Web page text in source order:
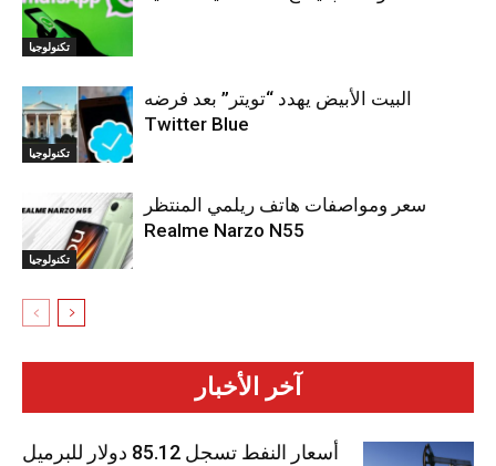
تكنولوجيا
تكنولوجيا
البيت الأبيض يهدد “تويتر” بعد فرضه
Twitter Blue
تكنولوجيا
سعر ومواصفات هاتف ريلمي المنتظر
Realme Narzo N55
آخر الأخبار
أسعار النفط تسجل 85.12 دولار للبرميل